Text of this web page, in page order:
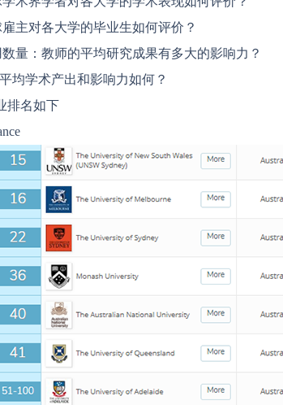
主对各大学的毕业生如何评价？
量：教师的平均研究成果有多大的影响力？
均学术产出和影响力如何？
排名如下